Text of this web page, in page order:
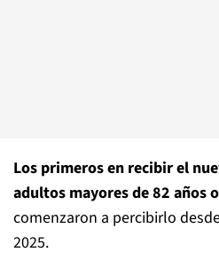
Los primeros en recibir el
adultos mayores de 82 años
comenzaron a percibirlo
2025.